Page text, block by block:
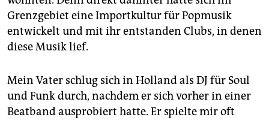
Grenzgebiet eine Importkultur für Popmusik
entwickelt und mit ihr entstanden Clubs, in denen
diese Musik lief.
Mein Vater schlug sich in Holland als DJ für Soul
und Funk durch, nachdem er sich vorher in einer
Beat­band ausprobiert hatte. Er spielte mir oft